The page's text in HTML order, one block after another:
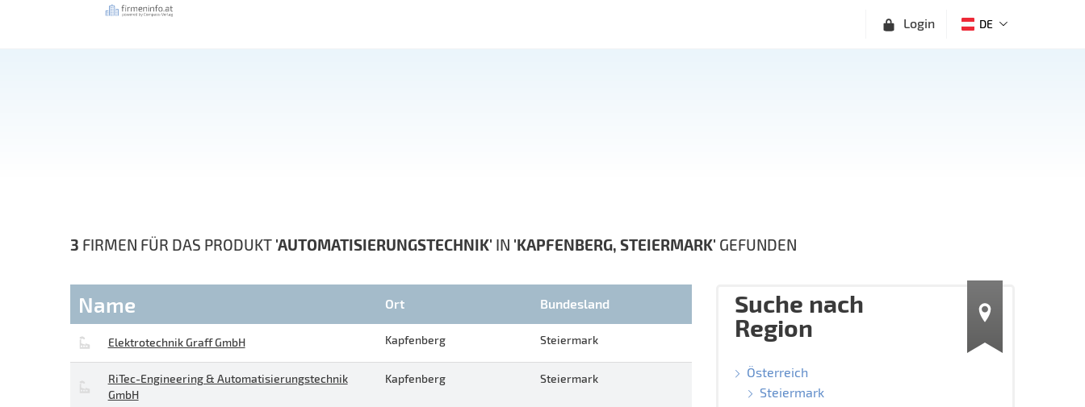
Login DE
3 FIRMEN FÜR DAS PRODUKT 'AUTOMATISIERUNGSTECHNIK' IN 'KAPFENBERG, STEIERMARK' GEFUNDEN
Name Ort Bundesland
Elektrotechnik Graff GmbH Kapfenberg Steiermark
RiTec-Engineering & Automatisierungstechnik
GmbH
Kapfenberg Steiermark
Suche nach
Region
Österreich
Steiermark